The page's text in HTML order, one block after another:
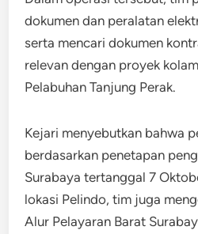
dokumen dan peralatan
serta mencari dokumen
relevan dengan proyek
Pelabuhan Tanjung Perak.
Kejari menyebutkan bahwa
berdasarkan penetapan
Surabaya tertanggal 7
lokasi Pelindo, tim juga
Alur Pelayaran Barat